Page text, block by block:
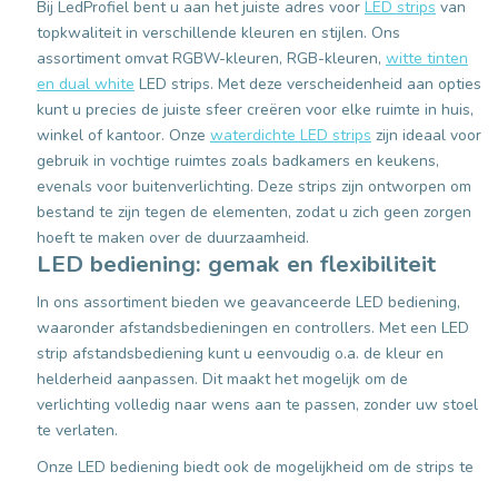
Bij LedProfiel bent u aan het juiste adres voor LED strips van
topkwaliteit in verschillende kleuren en stijlen. Ons
assortiment omvat RGBW-kleuren, RGB-kleuren, witte tinten
en dual white LED strips. Met deze verscheidenheid aan opties
kunt u precies de juiste sfeer creëren voor elke ruimte in huis,
winkel of kantoor. Onze waterdichte LED strips zijn ideaal voor
gebruik in vochtige ruimtes zoals badkamers en keukens,
evenals voor buitenverlichting. Deze strips zijn ontworpen om
bestand te zijn tegen de elementen, zodat u zich geen zorgen
hoeft te maken over de duurzaamheid.
LED bediening: gemak en flexibiliteit
In ons assortiment bieden we geavanceerde LED bediening,
waaronder afstandsbedieningen en controllers. Met een LED
strip afstandsbediening kunt u eenvoudig o.a. de kleur en
helderheid aanpassen. Dit maakt het mogelijk om de
verlichting volledig naar wens aan te passen, zonder uw stoel
te verlaten.
Onze LED bediening biedt ook de mogelijkheid om de strips te